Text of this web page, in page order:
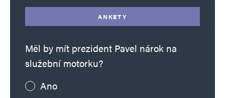
ANKETY
Měl by mít prezident Pavel nárok na
služební motorku?
Ano